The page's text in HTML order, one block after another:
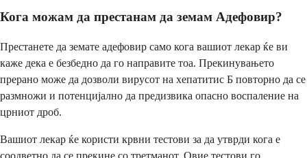
Кога можам да престанам да земам Адефовир?
Престанете да земате адефовир само кога вашиот лекар ќе ви
каже дека е безбедно да го направите тоа. Прекинувањето
прерано може да дозволи вирусот на хепатитис Б повторно да се
размножи и потенцијално да предизвика опасно воспаление на
црниот дроб.
Вашиот лекар ќе користи крвни тестови за да утврди кога е